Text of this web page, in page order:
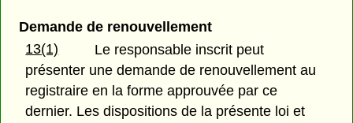
Demande de renouvellement
13(1)
Le responsable inscrit peut
présenter une demande de renouvellement au
registraire en la forme approuvée par ce
dernier. Les dispositions de la présente loi et